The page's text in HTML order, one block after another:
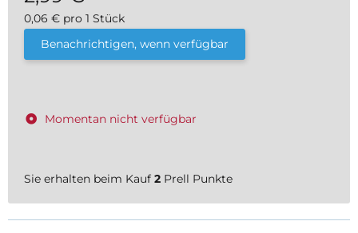
0,06 € pro 1 Stück
inkl. 19% USt. , zzgl.
Benachrichtigen, wenn verfügbar
Momentan nicht verfügbar
Sie erhalten beim Kauf 2 Prell Punkte